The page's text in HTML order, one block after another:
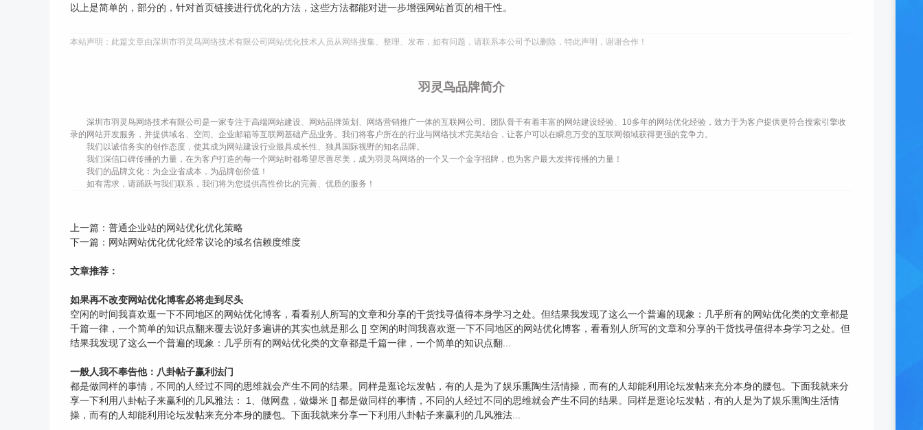
以上是简单的，部分的，针对首页链接进行优化的方法，这些方法都能对进一步增强网站首页的相干性。
本站声明：此篇文章由深圳市羽灵鸟网络技术有限公司网站优化技术人员从网络搜集、整理、发布，如有问题，请联系本公司予以删除，特此声明，谢谢合作！
羽灵鸟品牌简介
深圳市羽灵鸟网络技术有限公司是一家专注于高端网站建设、网站品牌策划、网络营销推广一体的互联网公司。团队骨干有着丰富的网站建设经验、10多年的网站优化经验，致力于为客户提供更符合搜索引擎收
录的网站开发服务，并提供域名、空间、企业邮箱等互联网基础产品业务。我们将客户所在的行业与网络技术完美结合，让客户可以在瞬息万变的互联网领域获得更强的竞争力。
我们以诚信务实的创作态度，使其成为网站建设行业最具成长性、独具国际视野的知名品牌。
我们深信口碑传播的力量，在为客户打造的每一个网站时都希望尽善尽美，成为羽灵鸟网络的一个又一个金字招牌，也为客户最大发挥传播的力量！
我们的品牌文化：为企业省成本，为品牌创价值！
如有需求，请踊跃与我们联系，我们将为您提供高性价比的完善、优质的服务！
上一篇： 普通企业站的网站优化优化策略
下一篇： 网站网站优化优化经常议论的域名信赖度维度
文章推荐：
如果再不改变网站优化博客必将走到尽头
空闲的时间我喜欢逛一下不同地区的网站优化博客，看看别人所写的文章和分享的干货找寻值得本身学习之处。但结果我发现了这么一个普遍的现象：几乎所有的网站优化类的文章都是
千篇一律，一个简单的知识点翻来覆去说好多遍讲的其实也就是那么 [] 空闲的时间我喜欢逛一下不同地区的网站优化博客，看看别人所写的文章和分享的干货找寻值得本身学习之处。但
结果我发现了这么一个普遍的现象：几乎所有的网站优化类的文章都是千篇一律，一个简单的知识点翻...
一般人我不奉告他：八卦帖子赢利法门
都是做同样的事情，不同的人经过不同的思维就会产生不同的结果。同样是逛论坛发帖，有的人是为了娱乐熏陶生活情操，而有的人却能利用论坛发帖来充分本身的腰包。下面我就来分
享一下利用八卦帖子来赢利的几风雅法： 1、做网盘，做爆米 [] 都是做同样的事情，不同的人经过不同的思维就会产生不同的结果。同样是逛论坛发帖，有的人是为了娱乐熏陶生活情
操，而有的人却能利用论坛发帖来充分本身的腰包。下面我就来分享一下利用八卦帖子来赢利的几风雅法...